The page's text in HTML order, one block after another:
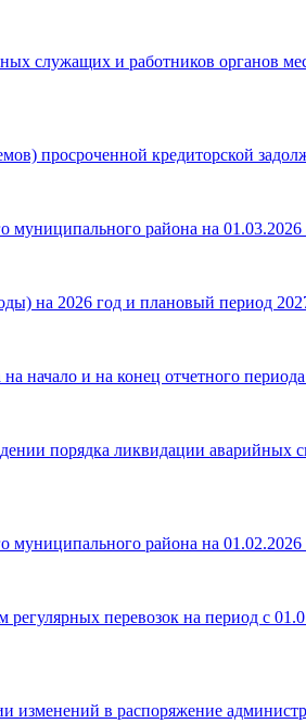
и работников органов
просроченной кредиторской
муниципального района на 01.03.2026
на 2026 год и плановый период
начало и на конец отчетного
порядка ликвидации аварийных
муниципального района на 01.02.2026
перевозок на период с
в распоряжение